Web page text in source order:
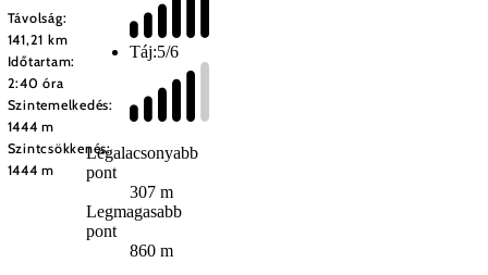
Távolság:
141,21 km
Időtartam:
2:40 óra
Szintemelkedés:
1444 m
Szintcsökkenés:
1444 m
Táj:5/6
Legalacsonyabb
pont
307 m
Legmagasabb
pont
860 m